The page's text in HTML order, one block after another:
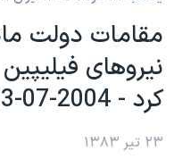
محتوای
اصلی
جهش
صفحه
نسخه سبک وب‌سایت
موضوع ها
ایران
آمریکا
جهان
برنامه های تلویزیونی
جدول برنامه ها
صفحه‌های ویژه
مقامات دولت
نيروهای
کرد - 2004-07-13
۲۳ تیر ۱۳۸۳